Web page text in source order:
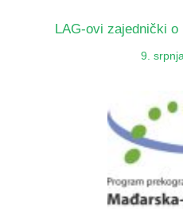
LAG-ovi zajednički
9.